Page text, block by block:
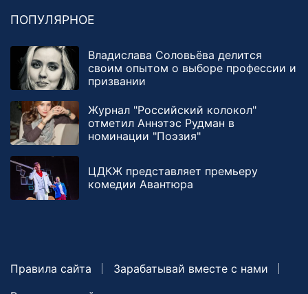
ПОПУЛЯРНОЕ
Владислава Соловьёва делится
своим опытом о выборе профессии и
призвании
Журнал "Российский колокол"
отметил Аннэтэс Рудман в
номинации "Поэзия"
ЦДКЖ представляет премьеру
комедии Авантюра
Правила сайта
Зарабатывай вместе с нами